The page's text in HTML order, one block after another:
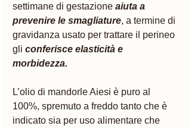
settimane di gestazione aiuta a
prevenire le smagliature, a termine di
gravidanza usato per trattare il perineo
gli conferisce elasticità e
morbidezza.
L’olio di mandorle Aiesi è puro al
100%, spremuto a freddo tanto che è
indicato sia per uso alimentare che